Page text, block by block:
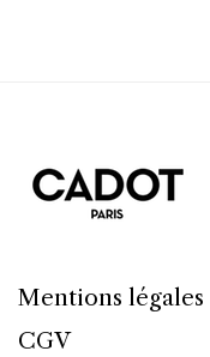
Mentions légales
CGV